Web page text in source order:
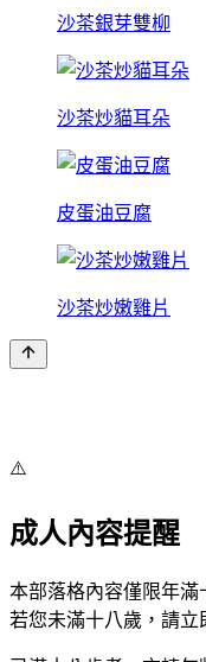
沙茶銀芽雙柳
沙茶炒貓耳朵
皮蛋油豆腐
沙茶炒嫩雞片
⚠️
成人內容提醒
本部落格內容僅限年滿
若您未滿十八歲，請立